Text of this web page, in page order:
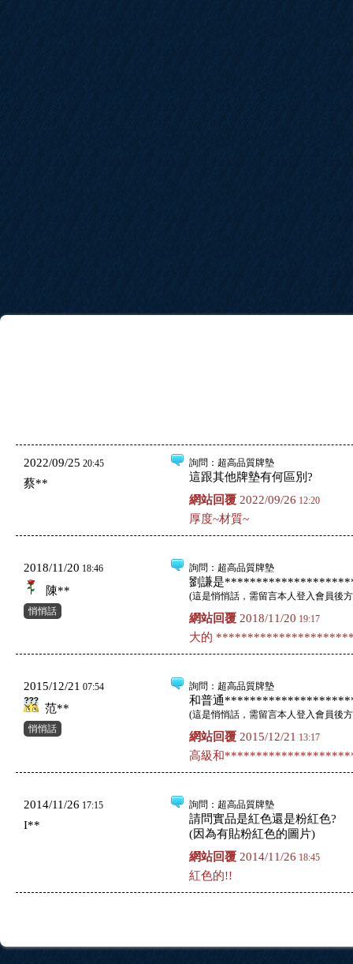
2022/09/25 20:45
蔡**
詢問 ：超高品質牌墊
這跟其他牌墊有何區別?
網站回覆 2022/09/26 12:20
厚度~材質~
2018/11/20 18:46
陳**
悄悄話
詢問 ：超高品質牌墊
劉謙是
(這是悄悄話，需留言本人登入會員後
網站回覆 2018/11/20 19:17
大的
2015/12/21 07:54
范**
悄悄話
詢問 ：超高品質牌墊
和普通
(這是悄悄話，需留言本人登入會員後
網站回覆 2015/12/21 13:17
高級和
2014/11/26 17:15
I**
詢問 ：超高品質牌墊
請問實品是紅色還是粉紅色?
(因為有貼粉紅色的圖片)
網站回覆 2014/11/26 18:45
紅色的!!